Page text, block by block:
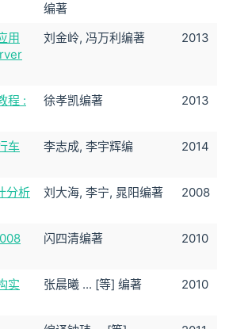
编著
用
刘金岭, 冯万利编著 2013
程 :
徐孝凯编著 2013
车
李志成, 李宇辉编 2014
分析
刘大海, 李宁, 晁阳编著 2008
闪四清编著 2010
实
张晨曦 ... [等] 编著 2010